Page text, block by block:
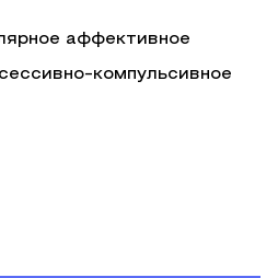
аффективное
компульсивное